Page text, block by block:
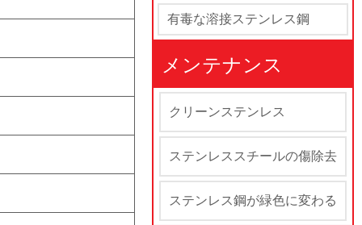
有毒な溶接ステンレス鋼
メンテナンス
クリーンステンレス
ステンレススチールの傷除去
ステンレス鋼が緑色に変わる